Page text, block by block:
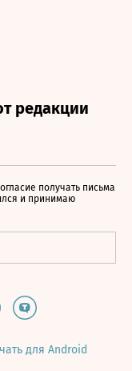
получать письма
и принимаю
для Android